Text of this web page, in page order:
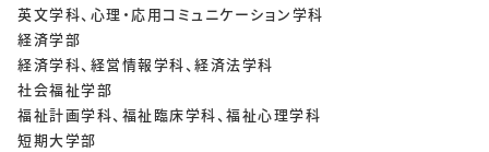
英文学科、心理・応用コミュニケーション学科
経済学部
経済学科、経営情報学科、経済法学科
社会福祉学部
福祉計画学科、福祉臨床学科、福祉心理学科
短期大学部